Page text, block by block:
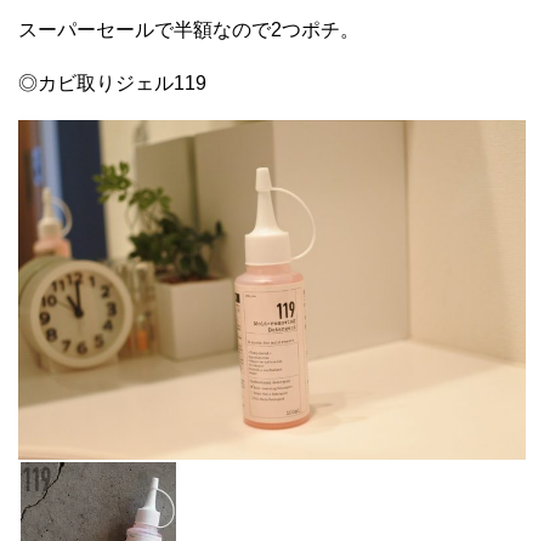
スーパーセールで半額なので2つポチ。
◎カビ取りジェル119